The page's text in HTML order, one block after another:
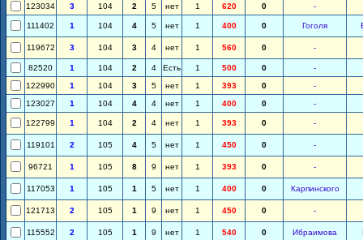
123034 3 104 2 5 нет 1 620 0 -
111402 1 104 4 5 нет 1 400 0 Гоголя
119672 3 104 3 4 нет 1 560 0 -
82520 1 104 2 4 Есть 1 500 0
-
122990
1 104 3 5 нет 1 393 0
-
123027
1 104 4 4 нет 1 400 0 -
122799 1 104 2 4 нет 1 393 0 -
119101 2 105 4 5 нет 1 450 0 -
96721 1 105 8 9 нет 1 393 0 -
117053 1 105 1 5 нет 1 400 0 Карпинского
121713 2 105 1 9 нет 1 450 0 -
115552 2 105 1 9 нет 1 540 0 Ибраимова